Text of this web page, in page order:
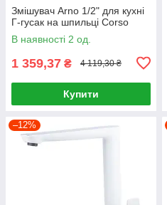
Змішувач Arno 1/2" для кухні
Г-гусак на шпильці Corso
В наявності 2 од.
1 359,37 ₴ 4 119,30 ₴
Купити
–12%